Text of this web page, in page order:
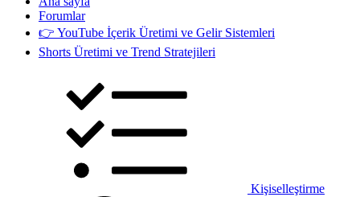
Forumlar
👉 YouTube İçerik Üretimi ve Gelir Sistemleri
Shorts Üretimi ve Trend Stratejileri
Kişiselleştirme